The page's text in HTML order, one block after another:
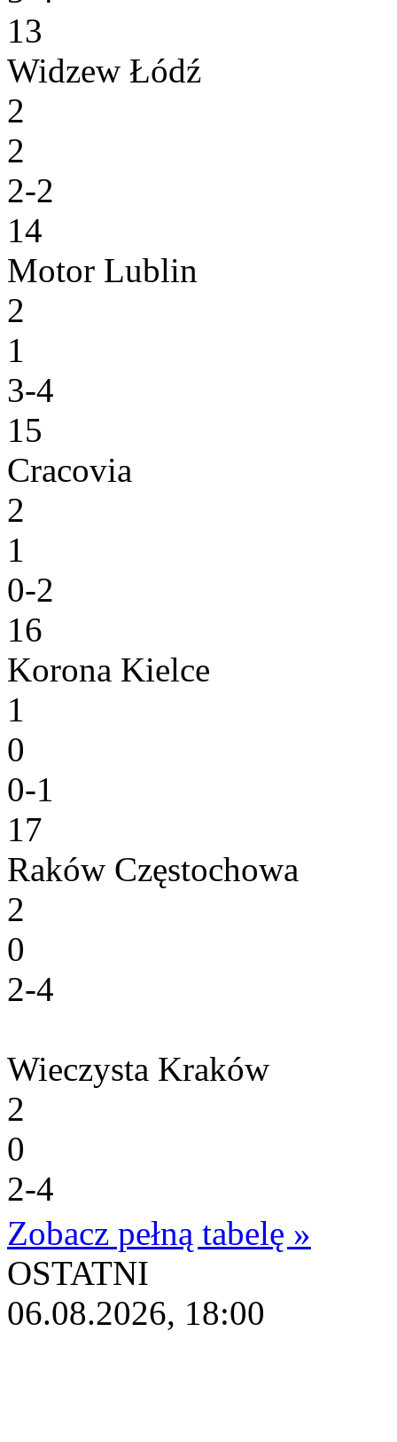
13
Widzew Łódź
2
2
2-2
14
Motor Lublin
2
1
3-4
15
Cracovia
2
1
0-2
16
Korona Kielce
1
0
0-1
17
Raków Częstochowa
2
0
2-4
Wieczysta Kraków
2
0
2-4
Zobacz pełną tabelę »
OSTATNI
06.08.2026, 18:00